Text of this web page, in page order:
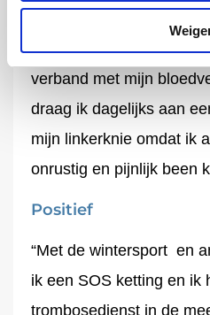
sporten en andere
verband met mijn
draag ik dagelijks aan
mijn linkerknie omdat ik
onrustig en pijnlijk been
Positief
“Met de wintersport en
ik een SOS ketting en ik
trombosedienst in de